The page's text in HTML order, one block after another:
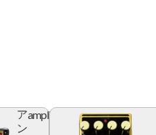
ア
ン
amplifier